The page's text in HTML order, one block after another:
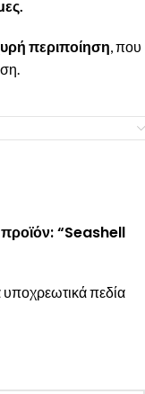
περιποίηση, που
“Seashell
υποχρεωτικά πεδία